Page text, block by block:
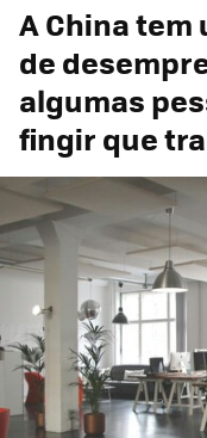
A China
de
algumas
fingir que